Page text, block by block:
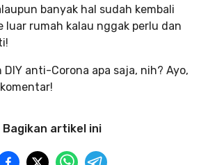
banyak hal sudah kembali
luar rumah kalau nggak perlu dan
DIY anti-Corona apa saja, nih? Ayo,
Bagikan artikel ini